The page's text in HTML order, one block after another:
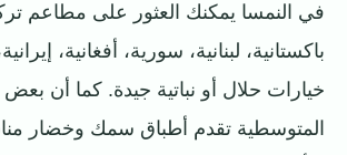
في النمسا يمكنك العثور على مطاعم
باكستانية، لبنانية، سورية، أفغانية،
خيارات حلال أو نباتية جيدة. كما أن
المتوسطية تقدم أطباق سمك وخضار